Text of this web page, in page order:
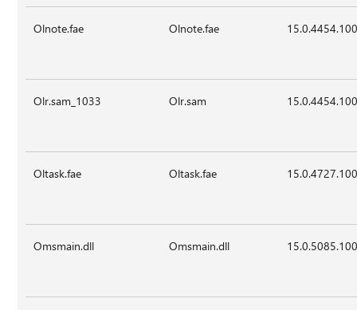
Olnote.fae Olnote.fae
Olr.sam_1033 Olr.sam
Oltask.fae Oltask.fae
Omsmain.dll Omsmain.dll